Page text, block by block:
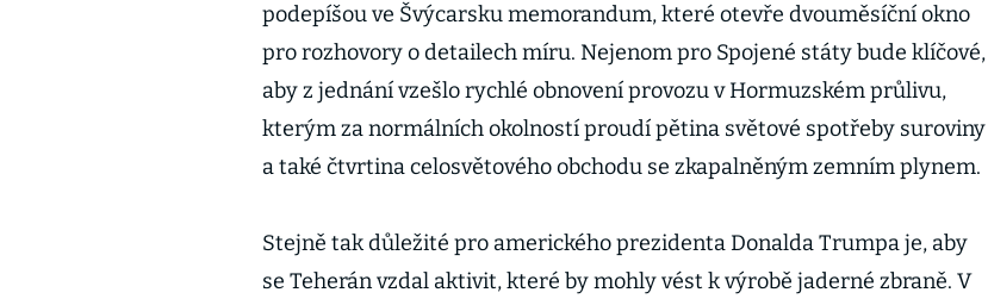
podepíšou ve Švýcarsku memorandum, které otevře dvouměsíční okno
pro rozhovory o detailech míru. Nejenom pro Spojené státy bude klíčové,
aby z jednání vzešlo rychlé obnovení provozu v Hormuzském průlivu,
kterým za normálních okolností proudí pětina světové spotřeby suroviny
a také čtvrtina celosvětového obchodu se zkapalněným zemním plynem.
Stejně tak důležité pro amerického prezidenta Donalda Trumpa je, aby
se Teherán vzdal aktivit, které by mohly vést k výrobě jaderné zbraně. V